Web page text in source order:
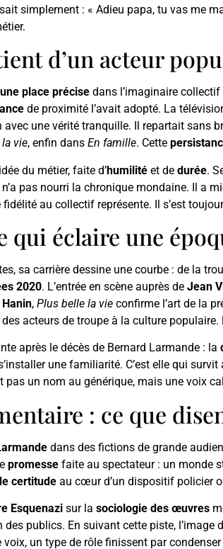
simplement : « Adieu papa, tu vas me
d’un acteur
une place précise dans l’imaginaire collectif
de proximité l’avait adopté. La
avec une vérité tranquille. Il repartait
vie, enfin dans En famille. Cette
du métier, faite d’humilité et de durée.
n’a pas nourri la chronique mondaine. Il a
fidélité au collectif représente. Il s’est
qui éclaire une
sa carrière dessine une courbe : de la
2020. L’entrée en scène auprès de Jean
Hanin, Plus belle la vie confirme l’art de la
acteurs de troupe à la culture
après le décès de Bernard Larmande : la
une familiarité. C’est elle qui survit
pas un nom au générique, mais une voix
: ce que
dans des fictions de grande
promesse faite au spectateur : un monde
certitude au cœur d’un dispositif policier
Esquenazi sur la sociologie des œuvres
publics. En suivant cette piste, l’image
un type de rôle finissent par condenser